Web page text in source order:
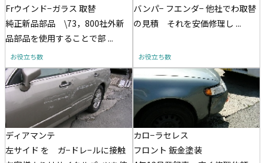
Frウインド−ガラス 取替
純正新品部品 \73，800社外新
品部品を使用することで部 ...
お役立ち数
バンパ− フエンダ− 他社でわ取替
の見積 それを安価修理し ...
お役立ち数
ディアマンテ
左サイド を ガ−ドレ−ルに接触
カロ−ラセレス
フロント 鈑金塗装